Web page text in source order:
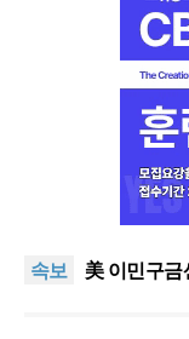
속보
인도 마하
구 사용 승
美 이민구